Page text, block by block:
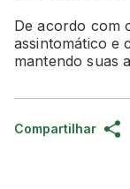
De acordo com
assintomático e
mantendo suas
Compartilhar